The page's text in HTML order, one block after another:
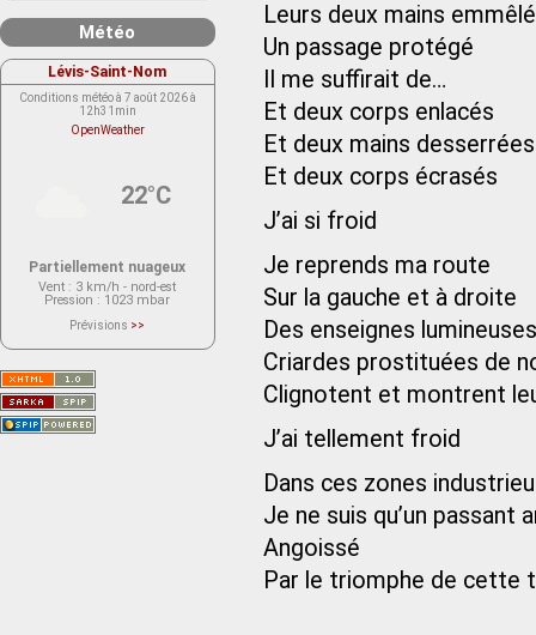
Leurs deux mains
Un passage protégé
Il me suffirait de…
Et deux corps enlacés
Et deux mains desserrées
Et deux corps écrasés
J’ai si froid
Je reprends ma route
Sur la gauche et à droite
Des enseignes lumineuses
Criardes prostituées de
Clignotent et montrent
J’ai tellement froid
Dans ces zones
Je ne suis qu’un passant
Angoissé
Par le triomphe de cette
Météo
Lévis-Saint-Nom
Conditions météo à 7 août 2026 à
12h31min
OpenWeather
22°C
Partiellement nuageux
Vent : 3 km/h - nord-est
Pression : 1023 mbar
Prévisions >>
actuellement aucune prévision
Saint-Nom.
Veuillez consulter le message du
service ci-dessous.
(401 - Invalid API key. Please see
https://openweathermap.org/faq#error401